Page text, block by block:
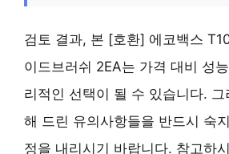
검토 결과, 본 [호환] 에코백스
이드브러쉬 2EA는 가격 대비 성
리적인 선택이 될 수 있습니다.
해 드린 유의사항들을 반드시 숙
정을 내리시기 바랍니다. 참고하